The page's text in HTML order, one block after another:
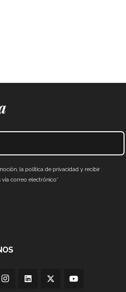
la política de privacidad y recibir
vía correo electrónico*